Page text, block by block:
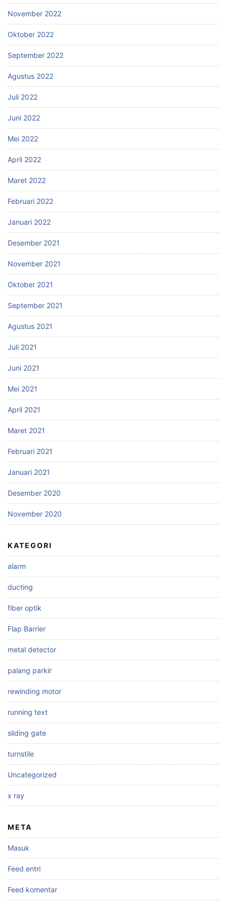
November 2022
Oktober 2022
September 2022
Agustus 2022
Juli 2022
Juni 2022
Mei 2022
April 2022
Maret 2022
Februari 2022
Januari 2022
Desember 2021
November 2021
Oktober 2021
September 2021
Agustus 2021
Juli 2021
Juni 2021
Mei 2021
April 2021
Maret 2021
Februari 2021
Januari 2021
Desember 2020
November 2020
KATEGORI
alarm
ducting
fiber optik
Flap Barrier
metal detector
palang parkir
rewinding motor
running text
sliding gate
turnstile
Uncategorized
x ray
META
Masuk
Feed entri
Feed komentar